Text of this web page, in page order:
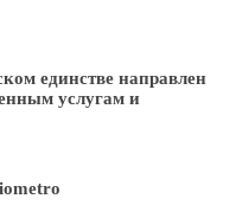
единстве направлен
услугам и